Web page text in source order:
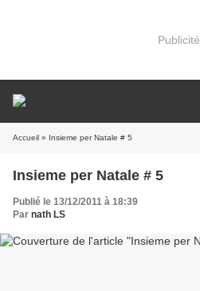
Publicité
Accueil » Insieme per Natale # 5
Insieme per Natale # 5
Publié le 13/12/2011 à 18:39
Par nath LS